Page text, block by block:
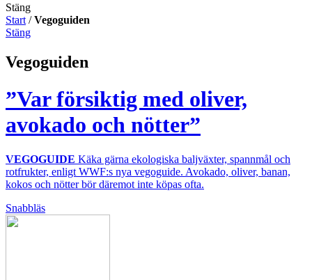
Stäng
Start /Vegoguiden
Stäng
Vegoguiden
”Var försiktig med oliver,
avokado och nötter”
VEGOGUIDE Käka gärna ekologiska baljväxter, spannmål och
rotfrukter, enligt WWF:s nya vegoguide. Avokado, oliver, banan,
kokos och nötter bör däremot inte köpas ofta.
Snabbläs